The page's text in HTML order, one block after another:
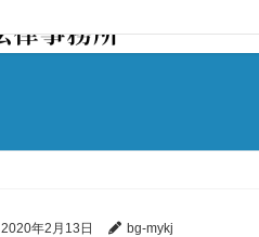
2020年2月13日 bg-mykj